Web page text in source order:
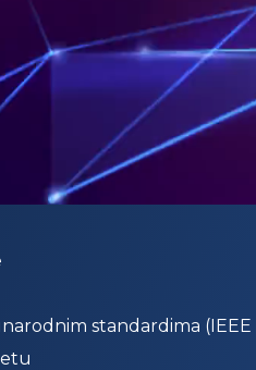
standardima (IEEE